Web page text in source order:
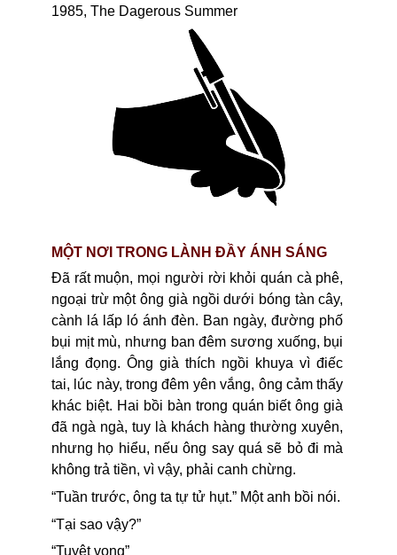
1985, The Dagerous Summer
MỘT NƠI TRONG LÀNH ĐẦY ÁNH SÁNG
Đã rất muộn, mọi người rời khỏi quán cà phê,
ngoại trừ một ông già ngồi dưới bóng tàn cây,
cành lá lấp ló ánh đèn. Ban ngày, đường phố
bụi mịt mù, nhưng ban đêm sương xuống, bụi
lắng đọng. Ông già thích ngồi khuya vì điếc
tai, lúc này, trong đêm yên vắng, ông cảm thấy
khác biệt. Hai bồi bàn trong quán biết ông già
đã ngà ngà, tuy là khách hàng thường xuyên,
nhưng họ hiểu, nếu ông say quá sẽ bỏ đi mà
không trả tiền, vì vậy, phải canh chừng.
“Tuần trước, ông ta tự tử hụt.” Một anh bồi nói.
“Tại sao vậy?”
“Tuyệt vọng”